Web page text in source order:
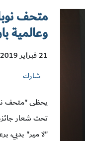
وعالمية
21 فبراير 2019
شارك
"لا مير" بدبي،